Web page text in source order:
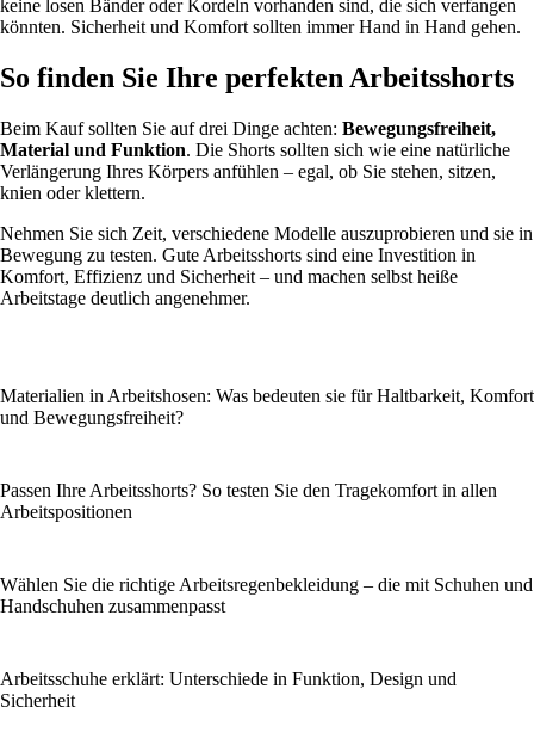
keine losen Bänder oder Kordeln vorhanden sind, die sich verfangen
könnten. Sicherheit und Komfort sollten immer Hand in Hand gehen.
So finden Sie Ihre perfekten Arbeitsshorts
Beim Kauf sollten Sie auf drei Dinge achten: Bewegungsfreiheit,
Material und Funktion. Die Shorts sollten sich wie eine natürliche
Verlängerung Ihres Körpers anfühlen – egal, ob Sie stehen, sitzen,
knien oder klettern.
Nehmen Sie sich Zeit, verschiedene Modelle auszuprobieren und sie in
Bewegung zu testen. Gute Arbeitsshorts sind eine Investition in
Komfort, Effizienz und Sicherheit – und machen selbst heiße
Arbeitstage deutlich angenehmer.
Materialien in Arbeitshosen: Was bedeuten sie für Haltbarkeit, Komfort
und Bewegungsfreiheit?
Passen Ihre Arbeitsshorts? So testen Sie den Tragekomfort in allen
Arbeitspositionen
Wählen Sie die richtige Arbeitsregenbekleidung – die mit Schuhen und
Handschuhen zusammenpasst
Arbeitsschuhe erklärt: Unterschiede in Funktion, Design und
Sicherheit